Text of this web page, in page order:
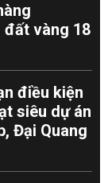
vàng 18
điều kiện
siêu dự án
Đại Quang